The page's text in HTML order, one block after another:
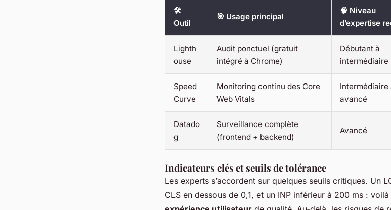
🛠️
Outil
🎯 Usage principal
🧠 Niveau
d’expertise
Lighth
ouse
Audit ponctuel (gratuit
intégré à Chrome)
Débutant à
intermédiaire
Speed
Curve
Monitoring continu des Core
Web Vitals
Intermédiaire
avancé
Datado
g
Surveillance complète
(frontend + backend)
Avancé
Indicateurs clés et seuils de tolérance
Les experts s’accordent sur quelques seuils critiques. Un
CLS en dessous de 0,1, et un INP inférieur à 200 ms :